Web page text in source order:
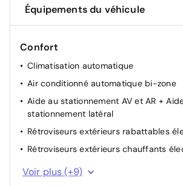
Équipements du véhicule
Confort
Climatisation automatique
Air conditionné automatique bi-zone
Aide au stationnement AV et AR +
stationnement latéral
Rétroviseurs extérieurs rabattables
Rétroviseurs extérieurs chauffants
Rétroviseurs extérieurs électriques et
Voir plus (+9)